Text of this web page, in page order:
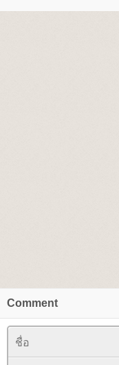
Comment